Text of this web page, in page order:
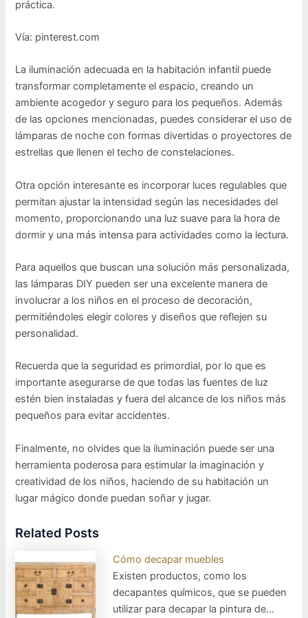
práctica.
Vía: pinterest.com
La iluminación adecuada en la habitación infantil puede
transformar completamente el espacio, creando un
ambiente acogedor y seguro para los pequeños. Además
de las opciones mencionadas, puedes considerar el uso de
lámparas de noche con formas divertidas o proyectores de
estrellas que llenen el techo de constelaciones.
Otra opción interesante es incorporar luces regulables que
permitan ajustar la intensidad según las necesidades del
momento, proporcionando una luz suave para la hora de
dormir y una más intensa para actividades como la lectura.
Para aquellos que buscan una solución más personalizada,
las lámparas DIY pueden ser una excelente manera de
involucrar a los niños en el proceso de decoración,
permitiéndoles elegir colores y diseños que reflejen su
personalidad.
Recuerda que la seguridad es primordial, por lo que es
importante asegurarse de que todas las fuentes de luz
estén bien instaladas y fuera del alcance de los niños más
pequeños para evitar accidentes.
Finalmente, no olvides que la iluminación puede ser una
herramienta poderosa para estimular la imaginación y
creatividad de los niños, haciendo de su habitación un
lugar mágico donde puedan soñar y jugar.
Related Posts
Cómo decapar muebles
Existen productos, como los
decapantes químicos, que se pueden
utilizar para decapar la pintura de…